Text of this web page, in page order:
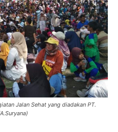
Jalan Sehat yang diadakan PT.